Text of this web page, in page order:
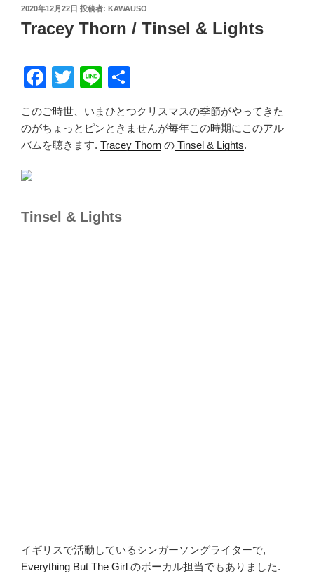
投
日:
2020年12月22日 投稿者: KAWAUSO
Tracey Thorn / Tinsel & Lights
F
c
e
o
T
tt
er
Li
e
このご時世、いまひとつクリスマスの季節がやってきた
のがちょっとピンときませんが毎年この時期にこのアル
バムを聴きます. Tracey Thorn の Tinsel & Lights.
Tinsel & Lights
イギリスで活動しているシンガーソングライターで,
Everything But The Girl のボーカル担当でもありました.